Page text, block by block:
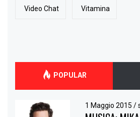
Video Chat Vitamina
POPULAR
1 Maggio 2015/